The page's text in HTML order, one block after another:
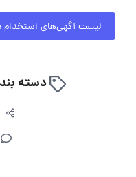
لیست آگهی‌های استخدام
دسته